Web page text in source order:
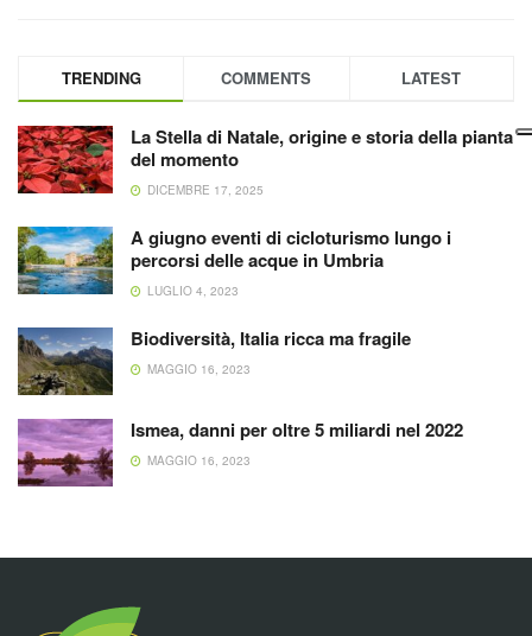
TRENDING COMMENTS LATEST
La Stella di Natale, origine e storia della pianta
del momento
DICEMBRE 17, 2025
A giugno eventi di cicloturismo lungo i
percorsi delle acque in Umbria
LUGLIO 4, 2023
Biodiversità, Italia ricca ma fragile
MAGGIO 16, 2023
Ismea, danni per oltre 5 miliardi nel 2022
MAGGIO 16, 2023